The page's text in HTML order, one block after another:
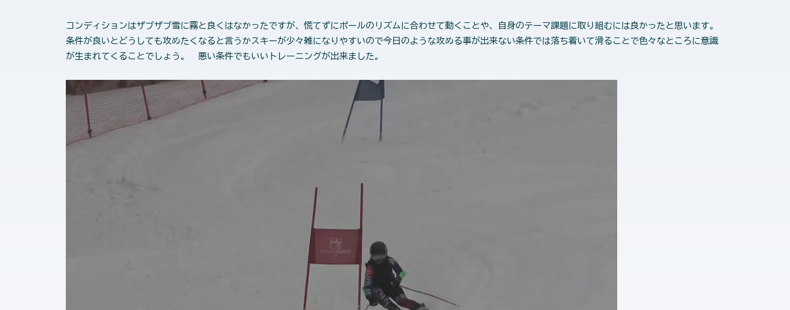
コンディションはザブザブ雪に霧と良くはなかったですが、慌てずにポールのリズムに合わせて動くことや、自身のテーマ課題に取り組むには良かったと思います。
条件が良いとどうしても攻めたくなると言うかスキーが少々雑になりやすいので今日のような攻める事が出来ない条件では落ち着いて滑ることで色々なところに意識
が生まれてくることでしょう。 悪い条件でもいいトレーニングが出来ました。